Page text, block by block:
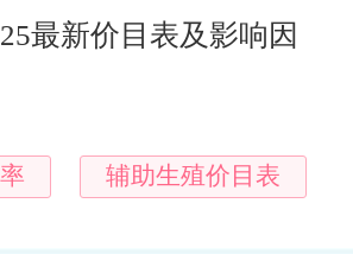
最新价目表及影响因
辅助生殖价目表